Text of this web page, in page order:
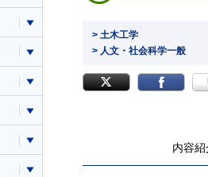
> 土木工学
> 人文・社会科学一般
内容紹